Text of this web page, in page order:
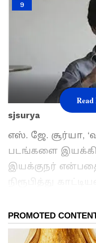
9
sjsurya
எஸ். ஜே. சூர்யா,
படங்களை இயக்கி
இயக்குநர் என்பதை
ஏசியாநெட்